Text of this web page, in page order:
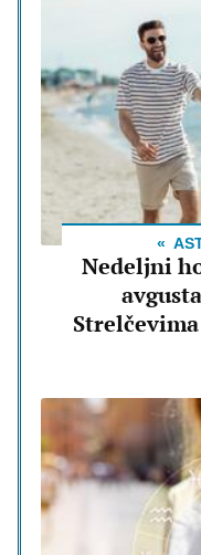
Nedeljni